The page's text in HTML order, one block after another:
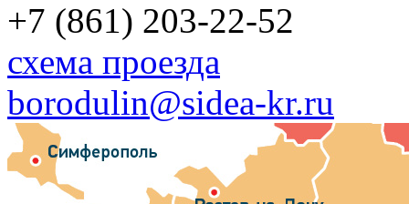
+7 (861) 203-22-52
схема проезда
borodulin@sidea-kr.ru